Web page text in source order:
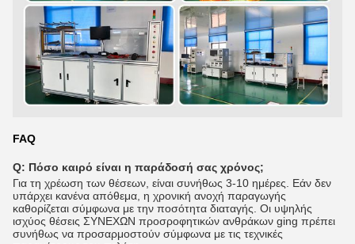
FAQ
Q: Πόσο καιρό είναι η παράδοσή σας χρόνος;
Για τη χρέωση των θέσεων, είναι συνήθως 3-10 ημέρες. Εάν δεν
υπάρχει κανένα απόθεμα, η χρονική ανοχή παραγωγής
καθορίζεται σύμφωνα με την ποσότητα διαταγής. Οι υψηλής
ισχύος θέσεις ΣΥΝΕΧΩΝ προσροφητικών ανθράκων ging πρέπει
συνήθως να προσαρμοστούν σύμφωνα με τις τεχνικές